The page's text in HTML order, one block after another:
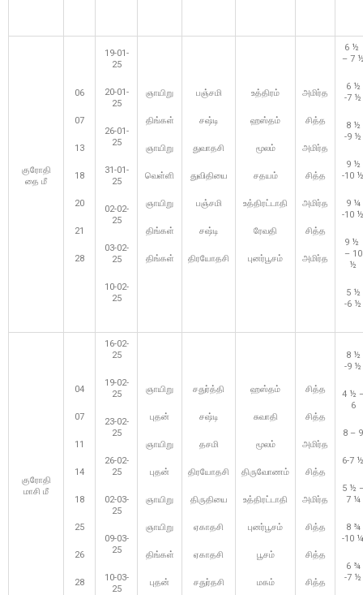
குரோதி
தை மீ
06
07
13
18
20
21
28
19-01-
25
20-01-
25
26-01-
25
31-01-
25
02-02-
25
03-02-
25
10-02-
25
ஞாயிறு
திங்கள்
ஞாயிறு
வெள்ளி
ஞாயிறு
திங்கள்
திங்கள்
பஞ்சமி
சஷ்டி
துவாதசி
துவிதியை
பஞ்சமி
சஷ்டி
திரயோதசி
உத்திரம்
ஹஸ்தம்
மூலம்
சதயம்
உத்திரட்டாதி
ரேவதி
புனர்பூசம்
அமிர்த
சித்த
அமிர்த
சித்த
அமிர்த
சித்த
அமிர்த
6 ½
– 7
6 ½
-7 ½
8 ½
-9 ½
9 ½
-10 ½
9 ¼
-10 ½
9 ½
– 10
½
5 ½
-6 ½
குரோதி
மாசி மீ
04
07
11
14
18
25
26
28
16-02-
25
19-02-
25
23-02-
25
26-02-
25
02-03-
25
09-03-
25
10-03-
25
ஞாயிறு
புதன்
ஞாயிறு
புதன்
ஞாயிறு
ஞாயிறு
திங்கள்
புதன்
சதுர்த்தி
சஷ்டி
தசமி
திரயோதசி
திருதியை
ஏகாதசி
ஏகாதசி
சதுர்தசி
ஹஸ்தம்
சுவாதி
மூலம்
திருவோணம்
உத்திரட்டாதி
புனர்பூசம்
பூசம்
மகம்
சித்த
சித்த
அமிர்த
சித்த
அமிர்த
சித்த
சித்த
சித்த
8 ½
-9 ½
4 ½
6
8 – 9
6-7 ½
5 ½
7 ¼
8 ¾
-10 ¼
6 ¾
-7 ½